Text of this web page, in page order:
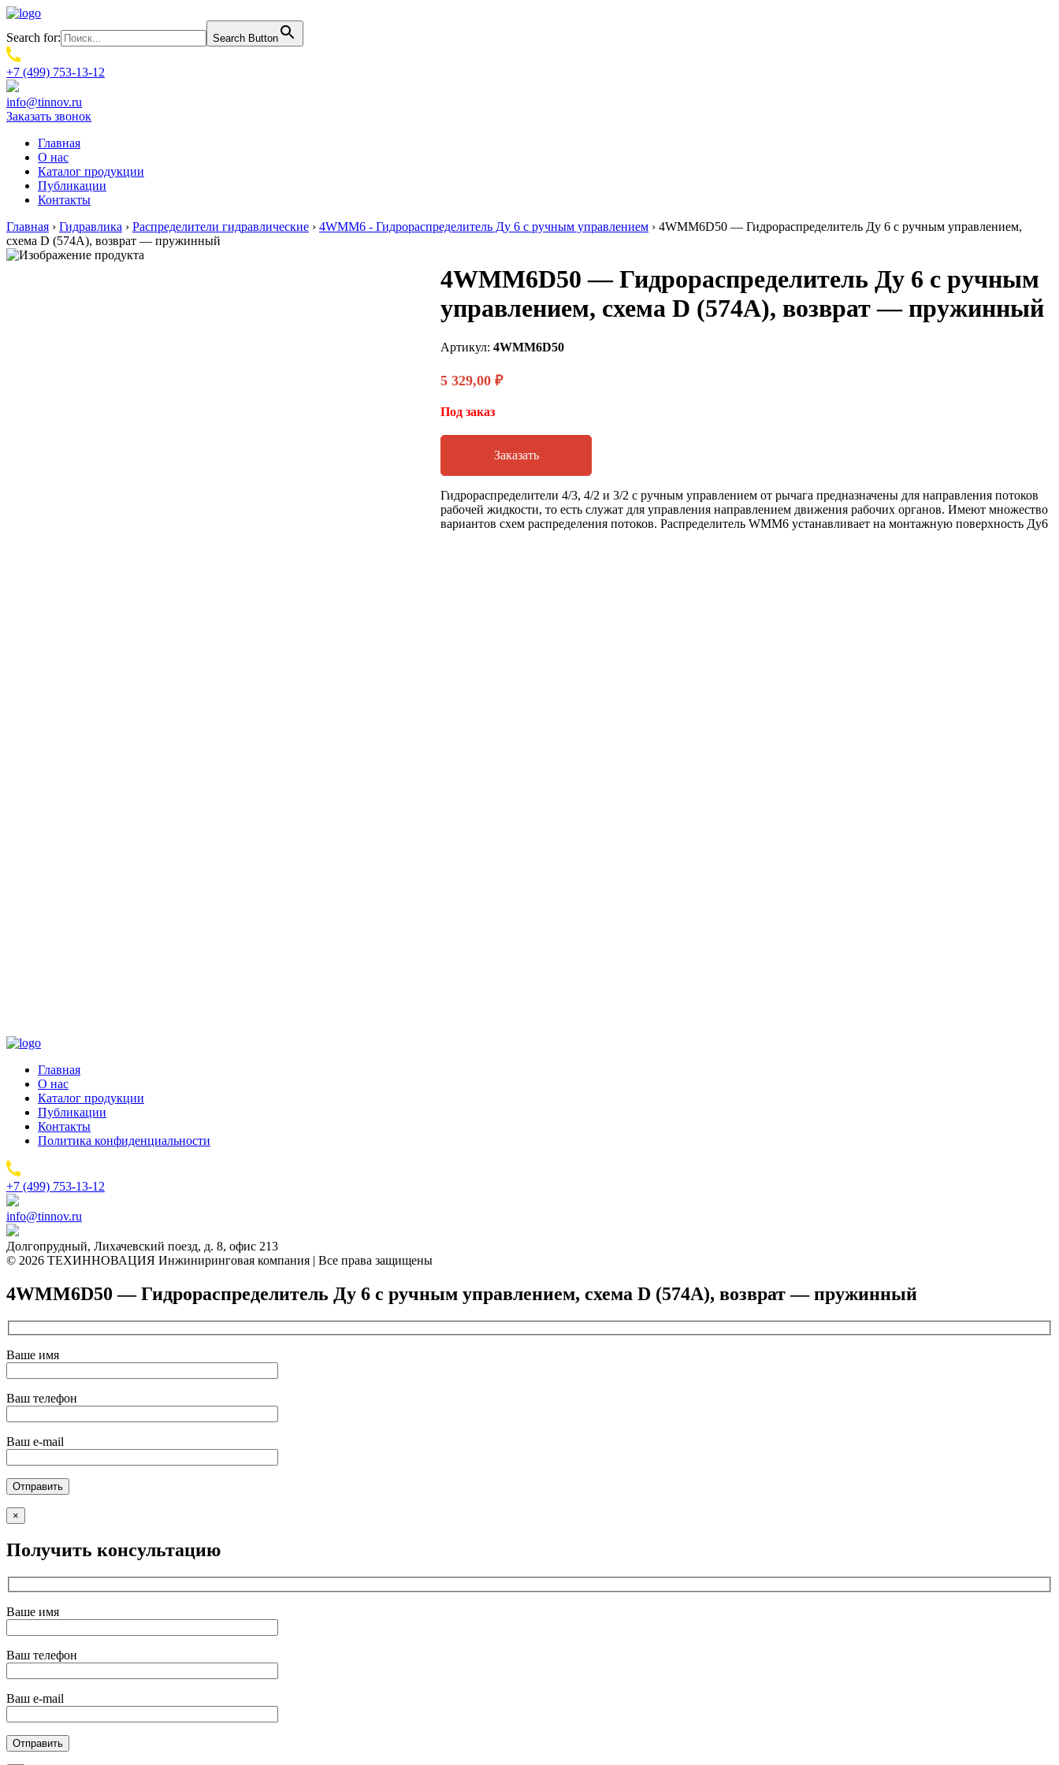
Search for: Search Button
+7 (499) 753-13-12
info@tinnov.ru
Заказать звонок
Главная
О нас
Каталог продукции
Публикации
Контакты
Главная › Гидравлика › Распределители гидравлические › 4WMM6 - Гидрораспределитель Ду 6 с ручным управлением › 4WMM6D50 — Гидрораспределитель Ду 6 с ручным управлением,
схема D (574А), возврат — пружинный
4WMM6D50 — Гидрораспределитель Ду 6 с ручным
управлением, схема D (574А), возврат — пружинный
Артикул:4WMM6D50
5 329,00₽
Под заказ
Заказать
Гидрораспределители 4/3, 4/2 и 3/2 с ручным управлением от рычага предназначены для направления потоков
рабочей жидкости, то есть служат для управления направлением движения рабочих органов. Имеют множество
вариантов схем распределения потоков. Распределитель WMM6 устанавливает на монтажную поверхность Ду6
Главная
О нас
Каталог продукции
Публикации
Контакты
Политика конфиденциальности
+7 (499) 753-13-12
info@tinnov.ru
Долгопрудный, Лихачевский поезд, д. 8, офис 213
© 2026 ТЕХИННОВАЦИЯ Инжиниринговая компания | Все права защищены
4WMM6D50 — Гидрораспределитель Ду 6 с ручным управлением, схема D (574А), возврат — пружинный
Ваше имя
Ваш телефон
Ваш e-mail
×
Получить консультацию
Ваше имя
Ваш телефон
Ваш e-mail